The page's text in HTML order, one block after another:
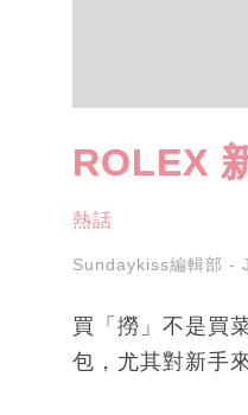
ROLEX
熱話
Sundaykiss編輯部
買「撈」不是買
包，尤其對新手